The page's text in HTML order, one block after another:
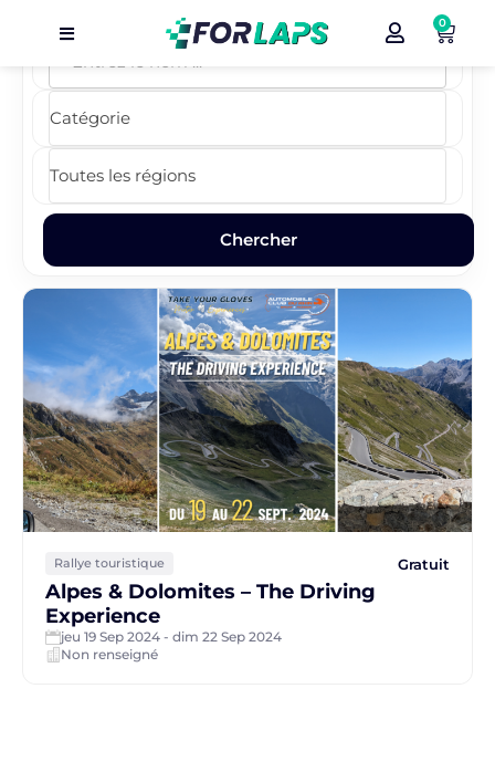
Carte
Événements
Localisation
0
Rallye touristique Gratuit
Alpes & Dolomites – The Driving
Experience
jeu 19 Sep 2024 - dim 22 Sep 2024
Non renseigné